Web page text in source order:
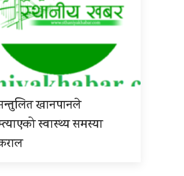
खानपानले
स्वास्थ्य समस्या